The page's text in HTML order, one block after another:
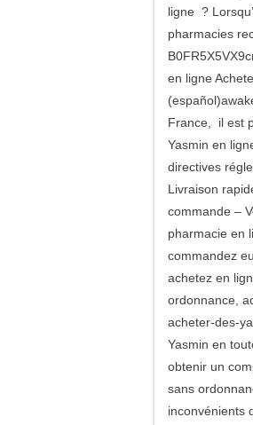
ligne ?
pharmacies
en ligne
France, il est
Yasmin en
directives
Livraison
commande –
pharmacie en
commandez
achetez en
ordonnance,
acheter-des-
Yasmin en
obtenir un
sans
inconvénients